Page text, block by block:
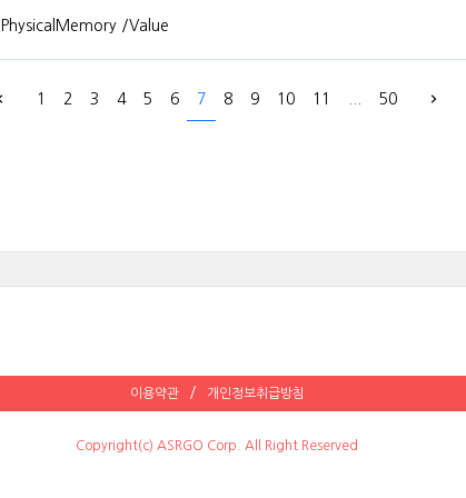
/Value
1 2 3 4 5 6 7 8 9 10 11 50
이용약관 개인정보취급방침
Copyright(c) ASRGO Corp. All Right Reserved